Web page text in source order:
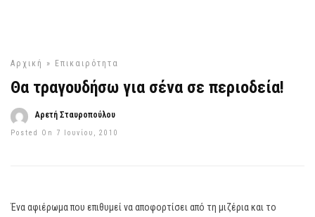
Αρχική » Επικαιρότητα
Θα τραγουδήσω για σένα σε περιοδεία!
Αρετή Σταυροπούλου
Posted On 7 Ιουνίου, 2010
Ένα αφιέρωμα που επιθυμεί να αποφορτίσει από τη μιζέρια και το